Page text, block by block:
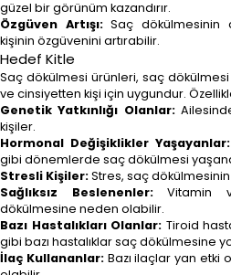
güzel bir görünüm kazandırır.
Özgüven Artışı:Saç dökülmesinin
kişinin özgüvenini artırabilir.
Hedef Kitle
Saç dökülmesi ürünleri, saç
ve cinsiyetten kişi için uygundur.
Genetik Yatkınlığı Olanlar:
kişiler.
Hormonal Değişiklikler Yaşayanlar:
gibi dönemlerde saç dökülmesi
Stresli Kişiler:Stres, saç
Sağlıksız Beslenenler:Vitamin
dökülmesine neden olabilir.
Bazı Hastalıkları Olanlar: Tiroid
gibi bazı hastalıklar saç dökülmesine
İlaç Kullananlar:Bazı ilaçlar yan etki